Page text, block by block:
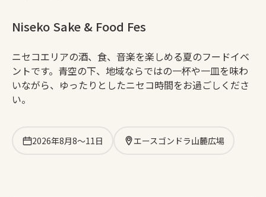
Niseko Sake & Food Fes
ニセコエリアの酒、食、音楽を楽しめる夏のフードイベ
ントです。青空の下、地域ならではの一杯や一皿を味わ
いながら、ゆったりとしたニセコ時間をお過ごしくださ
い。
2026年8月8～11日 エースゴンドラ山麓広場